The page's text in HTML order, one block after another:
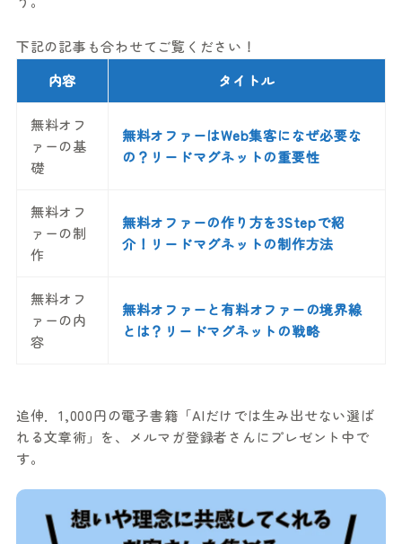
下記の記事も合わせてご覧ください！
内容
タイトル
無料オフ
ァーの基
礎
無料オファーはWeb集客になぜ必要な
の？リードマグネットの重要性
無料オフ
ァーの制
作
無料オファーの作り方を3Stepで紹
介！リードマグネットの制作方法
無料オフ
ァーの内
容
無料オファーと有料オファーの境界線
とは？リードマグネットの戦略
追伸．1,000円の電子書籍「AIだけでは生み出せない選ば
れる文章術」を、メルマガ登録者さんにプレゼント中で
す。